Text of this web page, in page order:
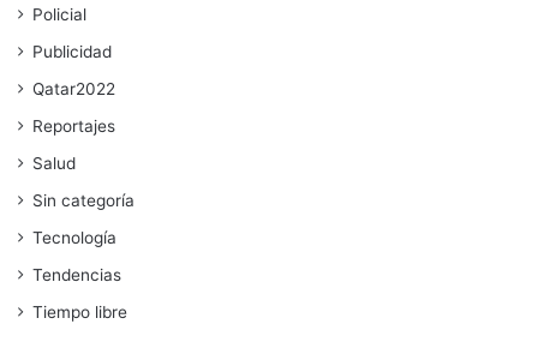
Policial
Publicidad
Qatar2022
Reportajes
Salud
Sin categoría
Tecnología
Tendencias
Tiempo libre